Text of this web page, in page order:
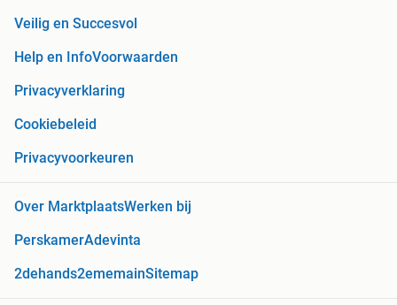
Veilig en Succesvol
Help en InfoVoorwaarden
Privacyverklaring
Cookiebeleid
Privacyvoorkeuren
Over MarktplaatsWerken bij
PerskamerAdevinta
2dehands2ememainSitemap